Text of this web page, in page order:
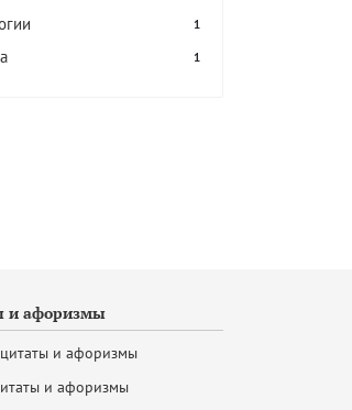
1
1
и афоризмы
и афоризмы
и афоризмы